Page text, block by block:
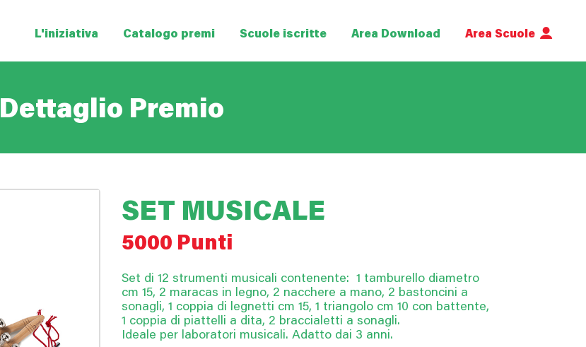
L'iniziativa Catalogo premi Scuole iscritte Area Download Area Scuole
Dettaglio Premio
SET MUSICALE
5000 Punti
Set di 12 strumenti musicali contenente: 1 tamburello diametro
cm 15, 2 maracas in legno, 2 nacchere a mano, 2 bastoncini a
sonagli, 1 coppia di legnetti cm 15, 1 triangolo cm 10 con battente,
1 coppia di piattelli a dita, 2 braccialetti a sonagli.
Ideale per laboratori musicali. Adatto dai 3 anni.